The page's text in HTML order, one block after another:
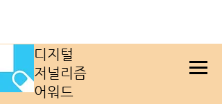
​디지털
저널리즘
어워드